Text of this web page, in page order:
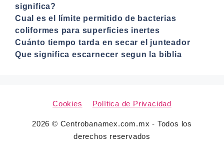
significa?
Cual es el límite permitido de bacterias
coliformes para superficies inertes
Cuánto tiempo tarda en secar el junteador
Que significa escarnecer segun la biblia
Cookies Política de Privacidad
2026 © Centrobanamex.com.mx - Todos los
derechos reservados